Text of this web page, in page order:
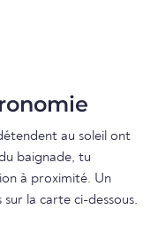
au soleil ont
baignade, tu
à proximité. Un
la carte ci-dessous.